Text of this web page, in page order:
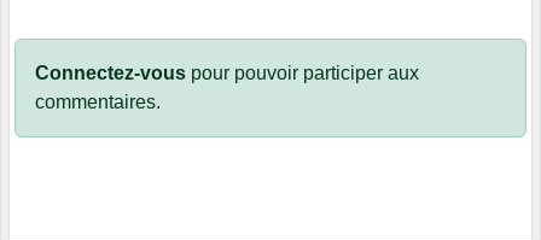
Connectez-vous pour pouvoir participer aux
commentaires.